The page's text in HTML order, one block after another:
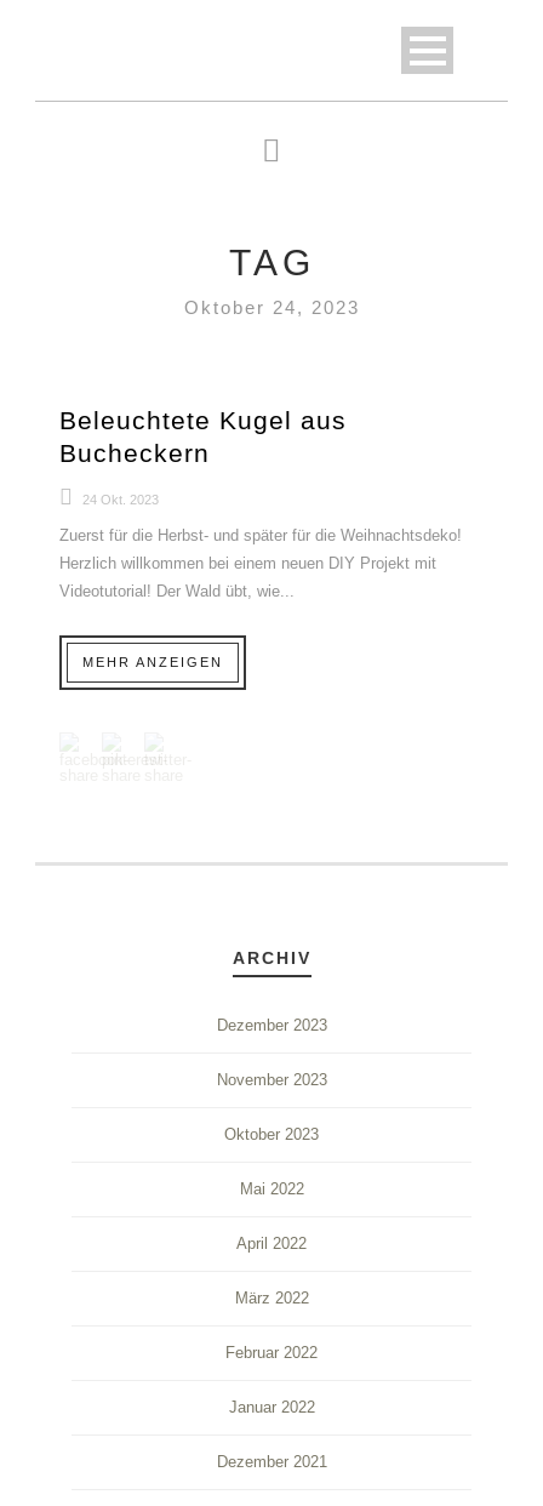
TAG
Oktober 24, 2023
Beleuchtete Kugel aus
Bucheckern
24 Okt. 2023
Zuerst für die Herbst- und später für die Weihnachtsdeko!
Herzlich willkommen bei einem neuen DIY Projekt mit
Videotutorial! Der Wald übt, wie...
MEHR ANZEIGEN
ARCHIV
Dezember 2023
November 2023
Oktober 2023
Mai 2022
April 2022
März 2022
Februar 2022
Januar 2022
Dezember 2021